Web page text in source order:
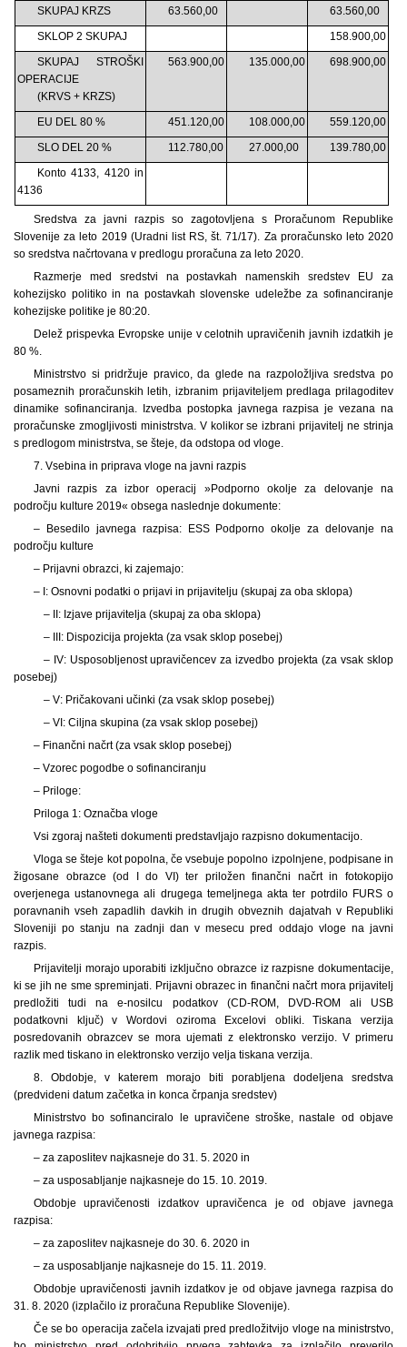
SKUPAJ KRZS 63.560,00
63.560,00
SKLOP 2 SKUPAJ
158.900,00
SKUPAJ STROŠKI
OPERACIJE
(KRVS + KRZS)
563.900,00 135.000,00 698.900,00
EU DEL 80 % 451.120,00 108.000,00
559.120,00
SLO DEL 20 %
112.780,00 27.000,00
139.780,00
Konto 4133, 4120 in
4136
Sredstva za javni razpis so zagotovljena s Proračunom Republike
Slovenije za leto 2019 (Uradni list RS, št. 71/17). Za proračunsko leto 2020
so sredstva načrtovana v predlogu proračuna za leto 2020.
Razmerje med sredstvi na postavkah namenskih sredstev EU za
kohezijsko politiko in na postavkah slovenske udeležbe za sofinanciranje
kohezijske politike je 80:20.
Delež prispevka Evropske unije v celotnih upravičenih javnih izdatkih je
80 %.
Ministrstvo si pridržuje pravico, da glede na razpoložljiva sredstva po
posameznih proračunskih letih, izbranim prijaviteljem predlaga prilagoditev
dinamike sofinanciranja. Izvedba postopka javnega razpisa je vezana na
proračunske zmogljivosti ministrstva. V kolikor se izbrani prijavitelj ne strinja
s predlogom ministrstva, se šteje, da odstopa od vloge.
7. Vsebina in priprava vloge na javni razpis
Javni razpis za izbor operacij »Podporno okolje za delovanje na
področju kulture 2019« obsega naslednje dokumente:
– Besedilo javnega razpisa: ESS Podporno okolje za delovanje na
področju kulture
– Prijavni obrazci, ki zajemajo:
– I: Osnovni podatki oprijavi in prijavitelju (skupaj za oba sklopa)
– II: Izjave prijavitelja (skupaj za oba sklopa)
– III: Dispozicija projekta (za vsak sklop posebej)
– IV: Usposobljenost upravičencev za izvedbo projekta (za vsak sklop
posebej)
– V: Pričakovani učinki (za vsak sklop posebej)
– VI: Ciljna skupina (za vsak sklop posebej)
– Finančni načrt (za vsak sklop posebej)
– Vzorec pogodbe o sofinanciranju
– Priloge:
Priloga 1: Označba vloge
Vsi zgoraj našteti dokumenti predstavljajo razpisno dokumentacijo.
Vloga se šteje kot popolna, če vsebuje popolno izpolnjene, podpisane in
žigosane obrazce (od I do VI) ter priložen finančni načrt in fotokopijo
overjenega ustanovnega ali drugega temeljnega akta ter potrdilo FURS o
poravnanih vseh zapadlih davkih in drugih obveznih dajatvah v Republiki
Sloveniji po stanju na zadnji dan v mesecu pred oddajo vloge na javni
razpis.
Prijavitelji morajo uporabiti izključno obrazce iz razpisne dokumentacije,
ki se jih ne sme spreminjati. Prijavni obrazec in finančni načrt mora prijavitelj
predložiti tudi na e-nosilcu podatkov (CD-ROM, DVD-ROM ali USB
podatkovni ključ) v Wordovi oziroma Excelovi obliki. Tiskana verzija
posredovanih obrazcev se mora ujemati z elektronsko verzijo. V primeru
razlik med tiskano in elektronsko verzijo velja tiskana verzija.
8. Obdobje, v katerem morajo biti porabljena dodeljena sredstva
(predvideni datum začetka in konca črpanja sredstev)
Ministrstvo bo sofinanciralo le upravičene stroške, nastale od objave
javnega razpisa:
– za zaposlitev najkasneje do 31. 5. 2020 in
– za usposabljanje najkasneje do 15. 10. 2019.
Obdobje upravičenosti izdatkov upravičenca je od objave javnega
razpisa:
– za zaposlitev najkasneje do 30. 6. 2020 in
– za usposabljanje najkasneje do 15. 11. 2019.
Obdobje upravičenosti javnih izdatkov je od objave javnega razpisa do
31. 8. 2020 (izplačilo iz proračuna Republike Slovenije).
Če se bo operacija začela izvajati pred predložitvijo vloge na ministrstvo,